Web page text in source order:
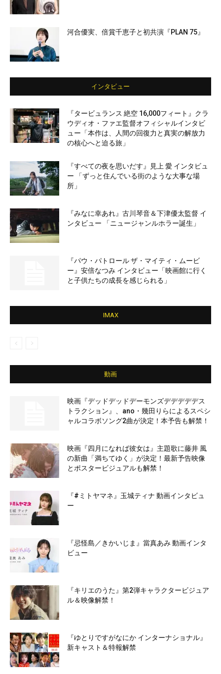
河合優実、倍賞千恵子と初共演『PLAN 75』
インタビュー
『タービュランス 絶空 16,000フィート』クラ
ウディオ・ファエ監督オフィシャルインタビ
ュー「本作は、人間の回復力と真実の解放力
の核心へと迫る旅」
『すべての夜を思いだす』見上 愛 インタビュ
ー 「ずっと住んでいる街のような大事な場
所」
『みなに幸あれ』古川琴音＆下津優太監督 イ
ンタビュー 「ニュージャンルホラー誕生」
『パウ・パトロール ザ・マイティ・ムービ
ー』安倍なつみ インタビュー「映画館に行く
と子供たちの成長を感じられる」
IMAX
動画
映画『デッドデッドデーモンズデデデデデス
トラクション』、ano・幾田りらによるスペシ
ャルコラボソング2曲が決定！本予告も解禁！
映画『四月になれば彼女は』主題歌に藤井 風
の新曲「満ちてゆく」が決定！最新予告映像
とポスタービジュアルも解禁！
『#ミトヤマネ』玉城ティナ 動画インタビュ
ー
『忌怪島／きかいじま』當真あみ 動画インタ
ビュー
『キリエのうた』第2弾キャラクタービジュア
ル＆映像解禁！
『ゆとりですがなにか インターナショナル』
新キャスト＆特報解禁